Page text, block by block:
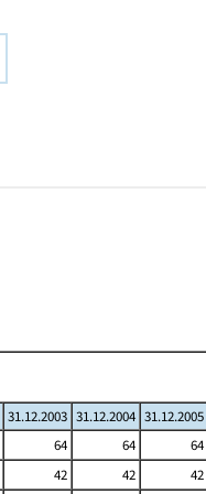
31.12.2003 31.12.2004 31.12.2005
64 64
64
42 42
42